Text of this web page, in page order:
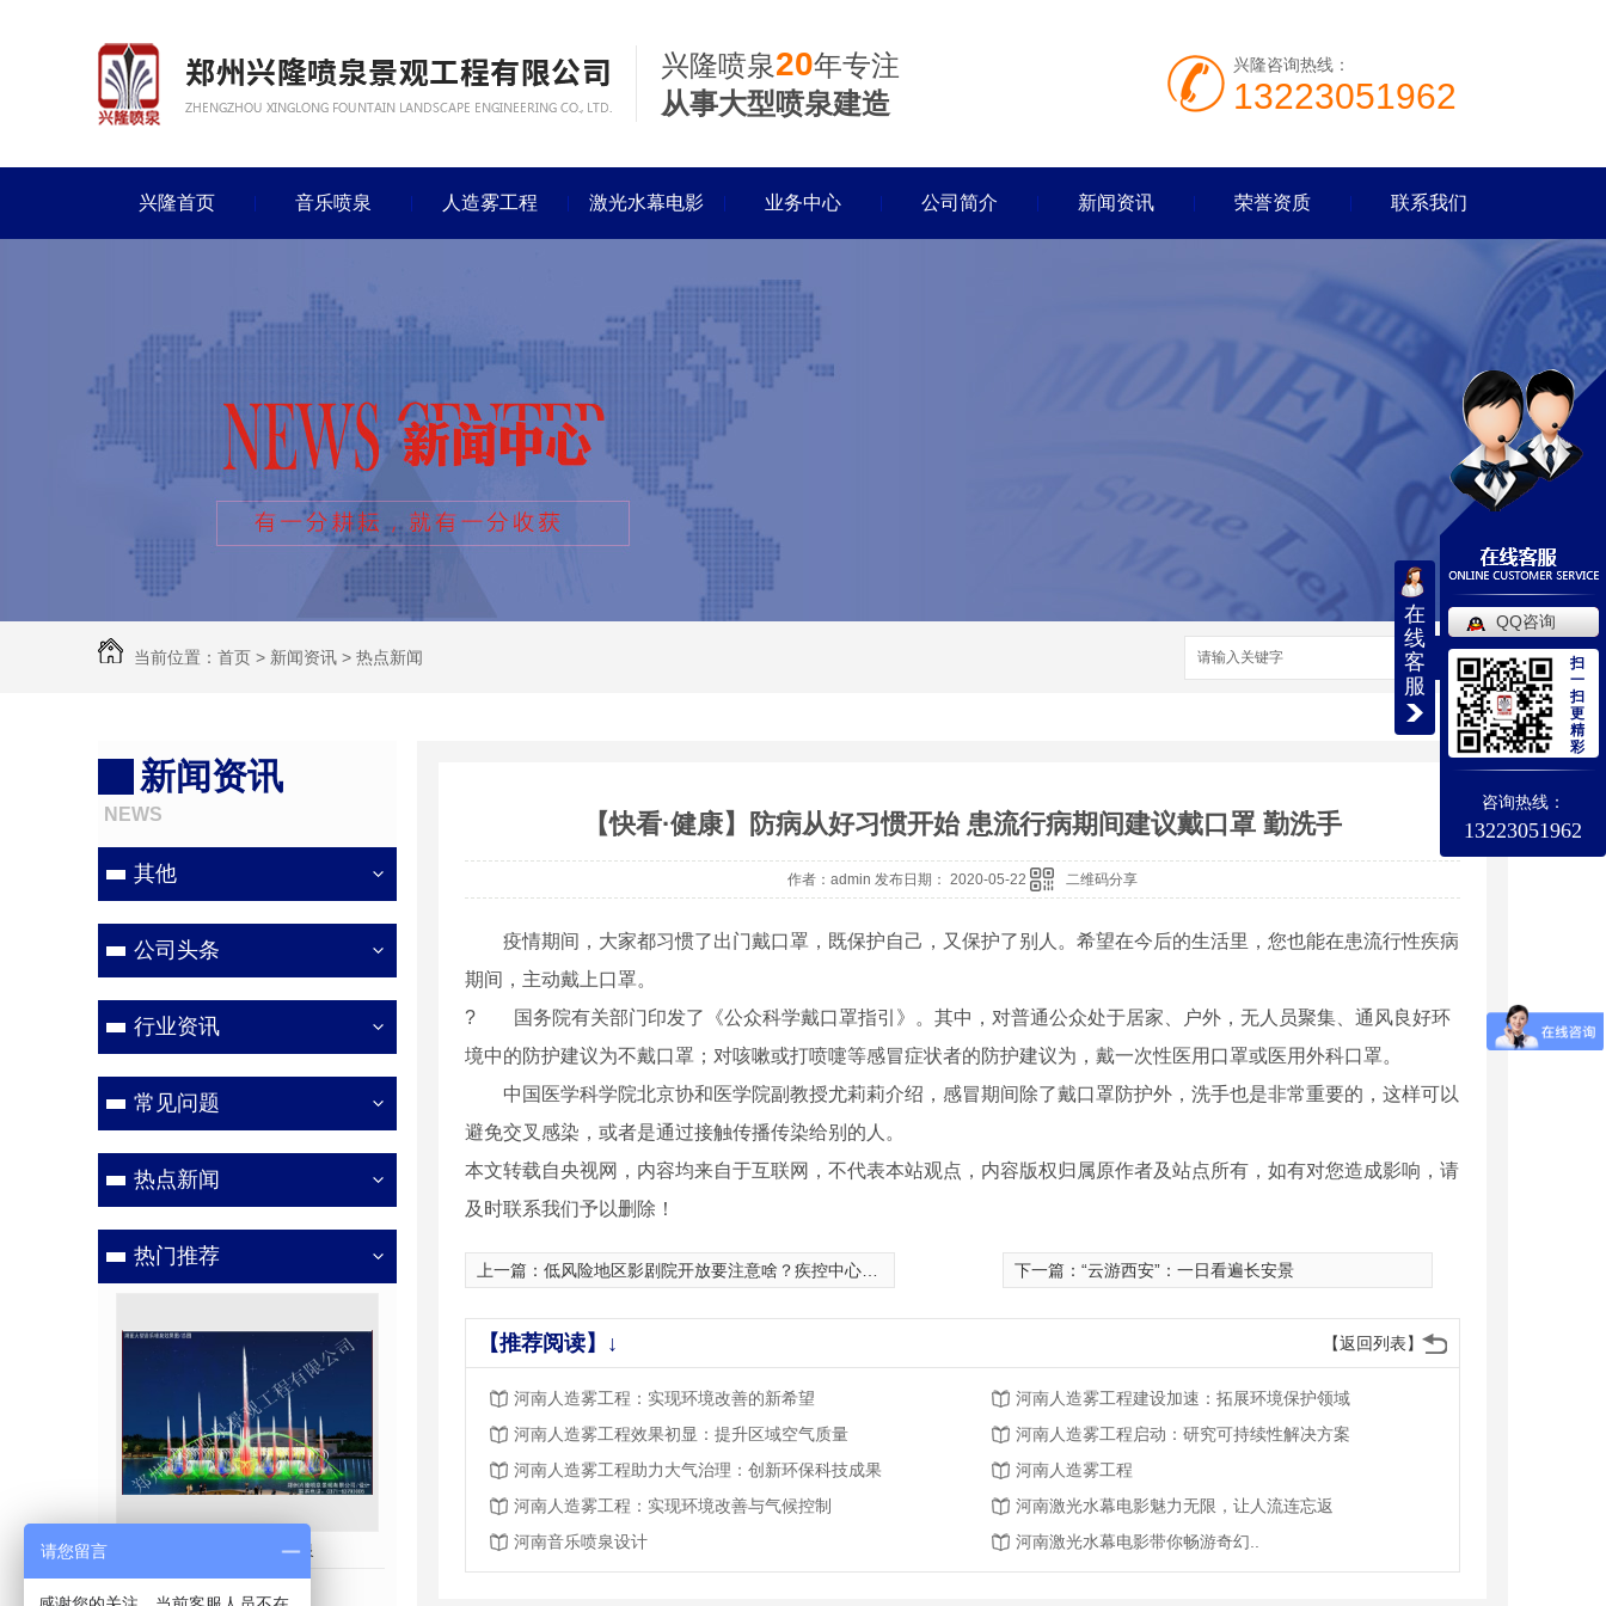
兴隆喷泉20年专注
从事大型喷泉建造
兴隆咨询热线：
13223051962
兴隆首页 音乐喷泉 人造雾工程 激光水幕电影 业务中心 公司简介 新闻资讯 荣誉资质 联系我们
当前位置： 首页 > 新闻资讯 > 热点新闻 搜索
新闻资讯
NEWS
其他
公司头条
行业资讯
常见问题
热点新闻
热门推荐
湖面大型音乐喷泉 彩色音乐喷泉 广场梅花形音乐喷泉3
【快看·健康】防病从好习惯开始 患流行病期间建议戴口罩 勤洗手
作者：admin 发布日期： 2020-05-22 二维码分享
疫情期间，大家都习惯了出门戴口罩，既保护自己，又保护了别人。希望在今后的生活里，您也能在患流行性疾病
期间，主动戴上口罩。
? 国务院有关部门印发了《公众科学戴口罩指引》。其中，对普通公众处于居家、户外，无人员聚集、通风良好环
境中的防护建议为不戴口罩；对咳嗽或打喷嚏等感冒症状者的防护建议为，戴一次性医用口罩或医用外科口罩。
中国医学科学院北京协和医学院副教授尤莉莉介绍，感冒期间除了戴口罩防护外，洗手也是非常重要的，这样可以
避免交叉感染，或者是通过接触传播传染给别的人。
本文转载自央视网，内容均来自于互联网，不代表本站观点，内容版权归属原作者及站点所有，如有对您造成影响，请
及时联系我们予以删除！
上一篇： 低风险地区影剧院开放要注意啥？疾控中心*：做好六方面工作 下一篇： “云游西安”：一日看遍长安景
【返回列表】
【推荐阅读】↓
河南人造雾工程：实现环境改善的新希望
河南人造雾工程建设加速：拓展环境保护领域
河南人造雾工程效果初显：提升区域空气质量
河南人造雾工程启动：研究可持续性解决方案
河南人造雾工程助力大气治理：创新环保科技成果
河南人造雾工程
河南人造雾工程：实现环境改善与气候控制
河南激光水幕电影魅力无限，让人流连忘返
河南音乐喷泉设计
河南激光水幕电影带你畅游奇幻..
在
线
客
服
QQ咨询
扫
一
扫
更
精
彩
咨询热线：
13223051962
请您留言